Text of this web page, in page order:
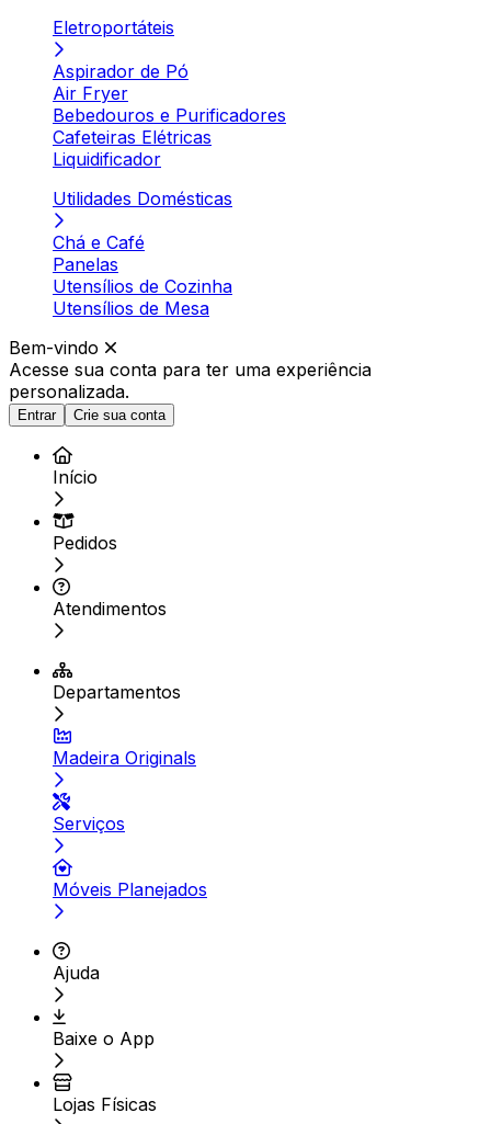
Eletroportáteis
Aspirador de Pó
Air Fryer
Bebedouros e Purificadores
Cafeteiras Elétricas
Liquidificador
Utilidades Domésticas
Chá e Café
Panelas
Utensílios de Cozinha
Utensílios de Mesa
Bem-vindo
Acesse sua conta para ter uma experiência
personalizada.
Entrar Crie sua conta
Início
Pedidos
Atendimentos
Departamentos
Madeira Originals
Serviços
Móveis Planejados
Ajuda
Baixe o App
Lojas Físicas